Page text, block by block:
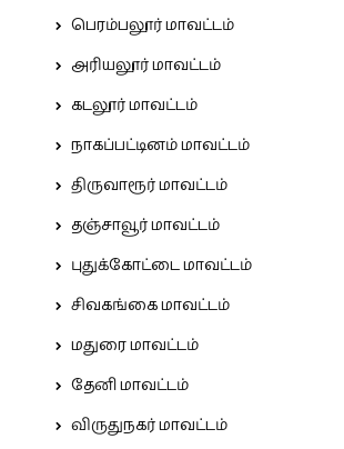
பெரம்பலூர் மாவட்டம்
அரியலூர் மாவட்டம்
கடலூர் மாவட்டம்
நாகப்பட்டினம் மாவட்டம்
திருவாரூர் மாவட்டம்
தஞ்சாவூர் மாவட்டம்
புதுக்கோட்டை மாவட்டம்
சிவகங்கை மாவட்டம்
மதுரை மாவட்டம்
தேனி மாவட்டம்
விருதுநகர் மாவட்டம்